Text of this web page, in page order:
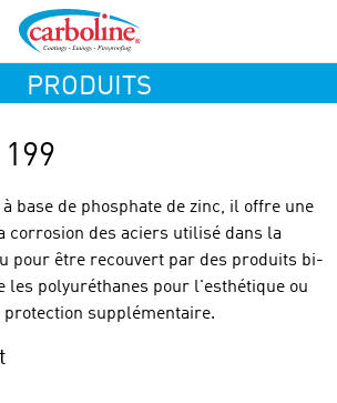
PRODUITS
base de phosphate de zinc, il offre une
corrosion des aciers utilisé dans la
pour être recouvert par des produits bi-
les polyuréthanes pour l'esthétique ou
protection supplémentaire.